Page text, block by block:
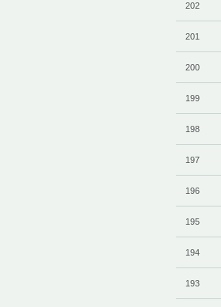
202
201
200
199
198
197
196
195
194
193